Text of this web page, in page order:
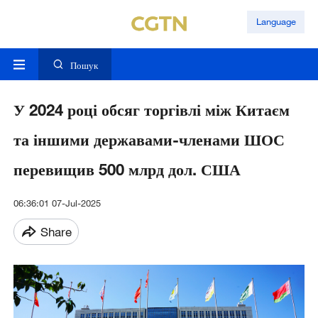
Language
Пошук
У 2024 році обсяг торгівлі між Китаєм
та іншими державами-членами ШОС
перевищив 500 млрд дол. США
06:36:01 07-Jul-2025
Share